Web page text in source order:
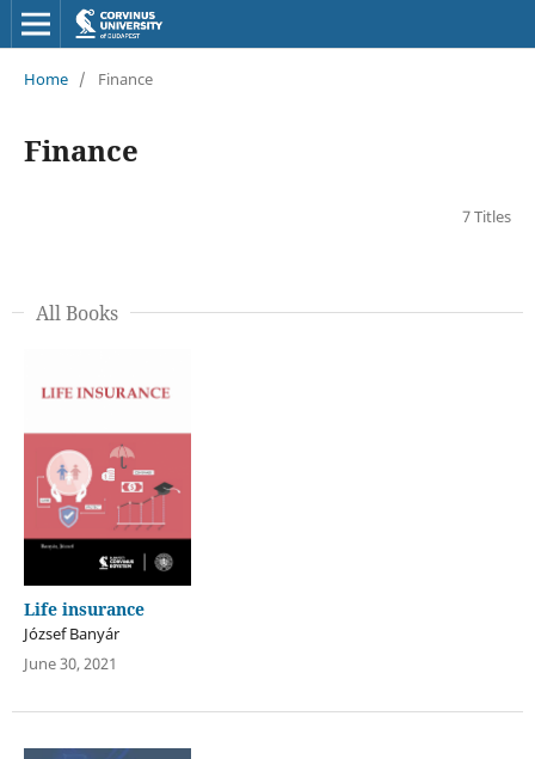
Home / Finance
Finance
7 Titles
All Books
Life insurance
József Banyár
June 30, 2021